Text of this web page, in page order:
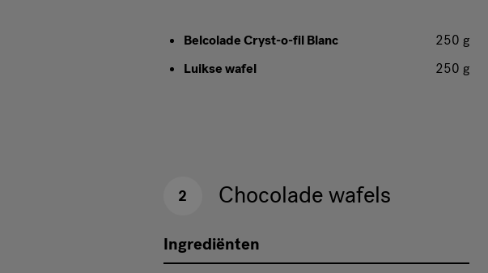
Belcolade Cryst-o-fil Blanc
250 g
Luikse wafel
250 g
2 Chocolade wafels
Ingrediënten